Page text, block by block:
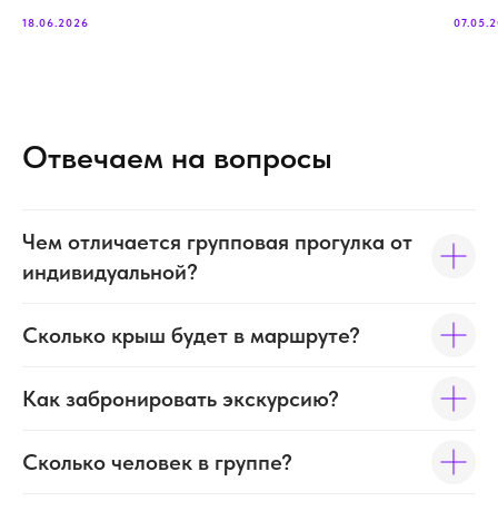
18.06.2026
Отвечаем на вопросы
Чем отличается групповая прогулка от
индивидуальной?
Сколько крыш будет в маршруте?
Как забронировать экскурсию?
Сколько человек в группе?